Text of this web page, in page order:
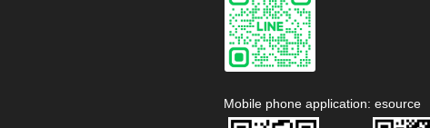
Mobile phone application: esource